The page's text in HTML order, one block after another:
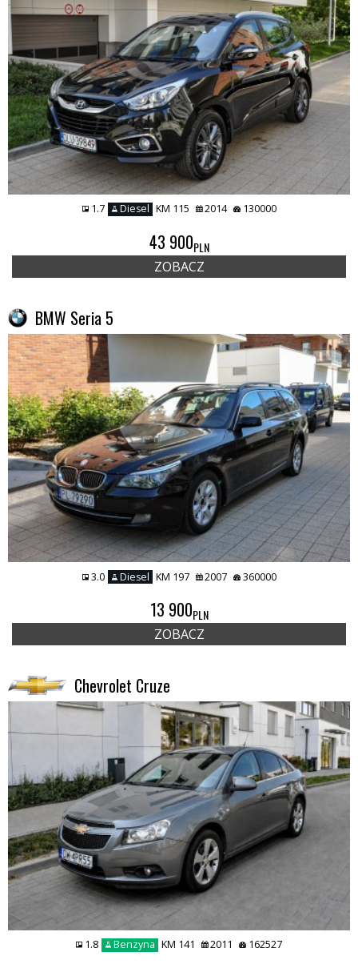
1.7 Diesel KM 115 2014 130000
43 900PLN
ZOBACZ
BMW Seria 5
3.0 Diesel KM 197 2007 360000
13 900PLN
ZOBACZ
Chevrolet Cruze
1.8 Benzyna KM 141 2011 162527